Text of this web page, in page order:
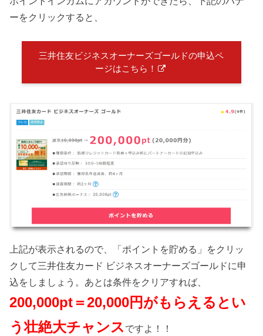
ーをクリックすると、
三井住友ビジネスオーナーズゴールドの申込ペ
ージはこちら！
上記が表示されるので、「ポイントを貯める」をクリッ
クして三井住友カード ビジネスオーナーズゴールドに申
込をしましょう。あとは条件をクリアすれば、
200,000pt＝20,000円がもらえるとい
う壮絶大チャンス ですよ！！